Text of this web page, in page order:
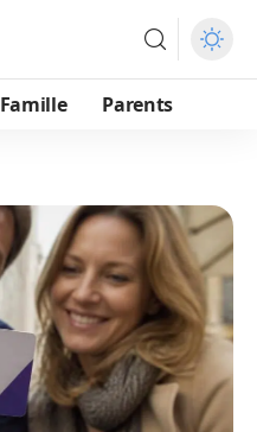
Famille Parents